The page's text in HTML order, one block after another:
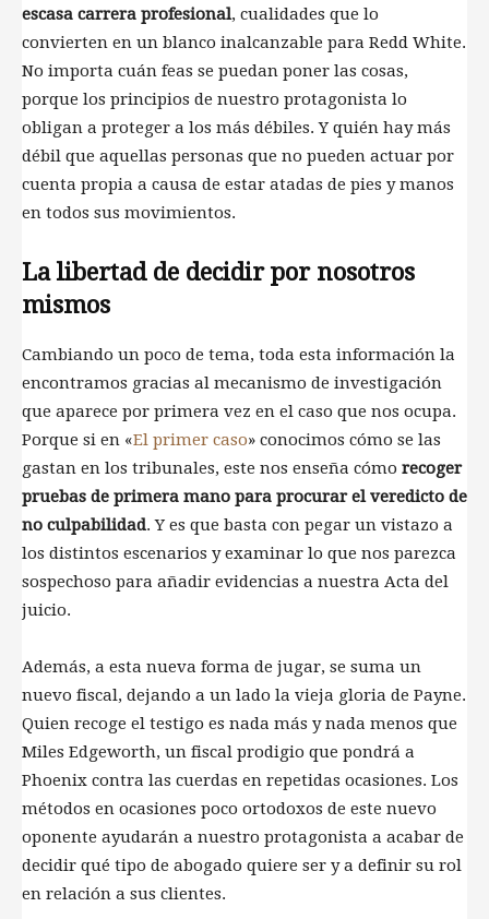
escasa carrera profesional, cualidades que lo
convierten en un blanco inalcanzable para Redd White.
No importa cuán feas se puedan poner las cosas,
porque los principios de nuestro protagonista lo
obligan a proteger a los más débiles. Y quién hay más
débil que aquellas personas que no pueden actuar por
cuenta propia a causa de estar atadas de pies y manos
en todos sus movimientos.
La libertad de decidir por nosotros
mismos
Cambiando un poco de tema, toda esta información la
encontramos gracias al mecanismo de investigación
que aparece por primera vez en el caso que nos ocupa.
Porque si en «El primer caso» conocimos cómo se las
gastan en los tribunales, este nos enseña cómo recoger
pruebas de primera mano para procurar el veredicto de
no culpabilidad. Y es que basta con pegar un vistazo a
los distintos escenarios y examinar lo que nos parezca
sospechoso para añadir evidencias a nuestra Acta del
juicio.
Además, a esta nueva forma de jugar, se suma un
nuevo fiscal, dejando a un lado la vieja gloria de Payne.
Quien recoge el testigo es nada más y nada menos que
Miles Edgeworth, un fiscal prodigio que pondrá a
Phoenix contra las cuerdas en repetidas ocasiones. Los
métodos en ocasiones poco ortodoxos de este nuevo
oponente ayudarán a nuestro protagonista a acabar de
decidir qué tipo de abogado quiere ser y a definir su rol
en relación a sus clientes.